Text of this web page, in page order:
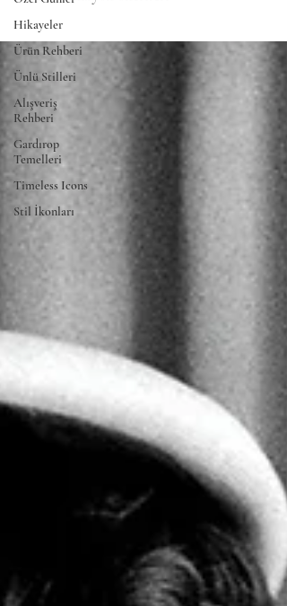
Hikayeler
Ürün Rehberi
Ünlü Stilleri
Alışveriş
Rehberi
Gardırop
Temelleri
Timeless Icons
Stil İkonları